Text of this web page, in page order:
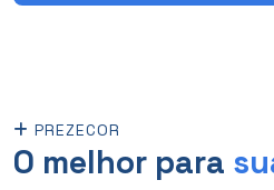
PREZECOR
O melhor para